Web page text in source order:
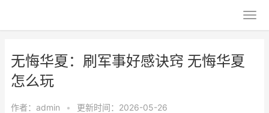
无悔华夏：刷军事好感诀窍 无悔华夏
怎么玩
作者： admin • 更新时间：2026-05-26